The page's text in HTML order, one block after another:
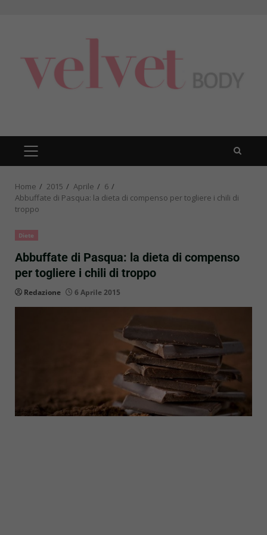
PRIMARY
MENU
Home 2015 Aprile
6
Abbuffate di Pasqua: la dieta di compenso per togliere i chili di
troppo
Diete
Abbuffate di Pasqua: la dieta di compenso
per togliere i chili di troppo
Redazione 6 Aprile 2015